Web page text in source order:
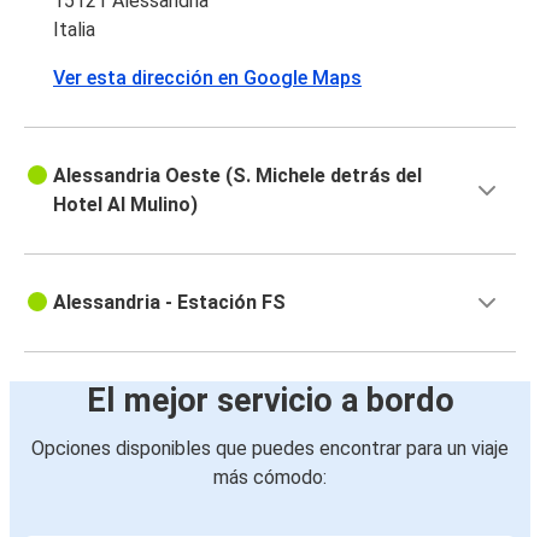
Italia
Ver esta dirección en Google Maps
Alessandria Oeste (S. Michele detrás del
Hotel Al Mulino)
Alessandria - Estación FS
El mejor servicio a bordo
Opciones disponibles que puedes encontrar para un viaje
más cómodo: